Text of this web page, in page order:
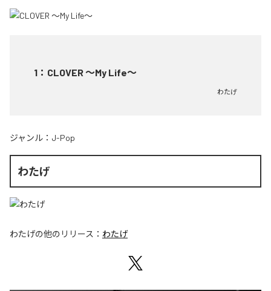
1 ： CLOVER ～My Life～
わたげ
ジャンル： J-Pop
わたげ
わたげの他のリリース： わたげ